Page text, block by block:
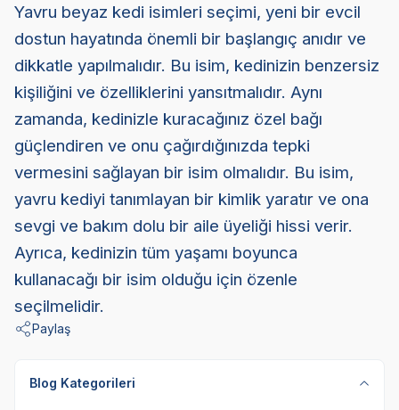
Yavru beyaz kedi isimleri seçimi, yeni bir evcil
dostun hayatında önemli bir başlangıç ​​anıdır ve
dikkatle yapılmalıdır. Bu isim, kedinizin benzersiz
kişiliğini ve özelliklerini yansıtmalıdır. Aynı
zamanda, kedinizle kuracağınız özel bağı
güçlendiren ve onu çağırdığınızda tepki
vermesini sağlayan bir isim olmalıdır. Bu isim,
yavru kediyi tanımlayan bir kimlik yaratır ve ona
sevgi ve bakım dolu bir aile üyeliği hissi verir.
Ayrıca, kedinizin tüm yaşamı boyunca
kullanacağı bir isim olduğu için özenle
seçilmelidir.
Paylaş
Blog Kategorileri